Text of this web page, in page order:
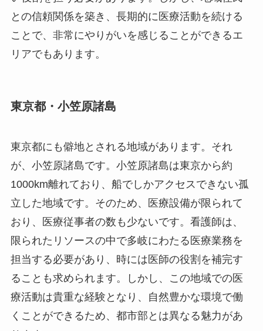
との信頼関係を築き、長期的に医療活動を続ける
ことで、非常にやりがいを感じることができるエ
リアでもあります。
東京都・小笠原諸島
東京都にも僻地とされる地域があります。それ
が、小笠原諸島です。小笠原諸島は東京から約
1000km離れており、船でしかアクセスできない孤
立した地域です。そのため、医療設備が限られて
おり、医療従事者の数も少ないです。看護師は、
限られたリソースの中で多岐にわたる医療業務を
担当する必要があり、時には医師の役割を補完す
ることも求められます。しかし、この地域での医
療活動は貴重な経験となり、自然豊かな環境で働
くことができるため、都市部とは異なる魅力があ